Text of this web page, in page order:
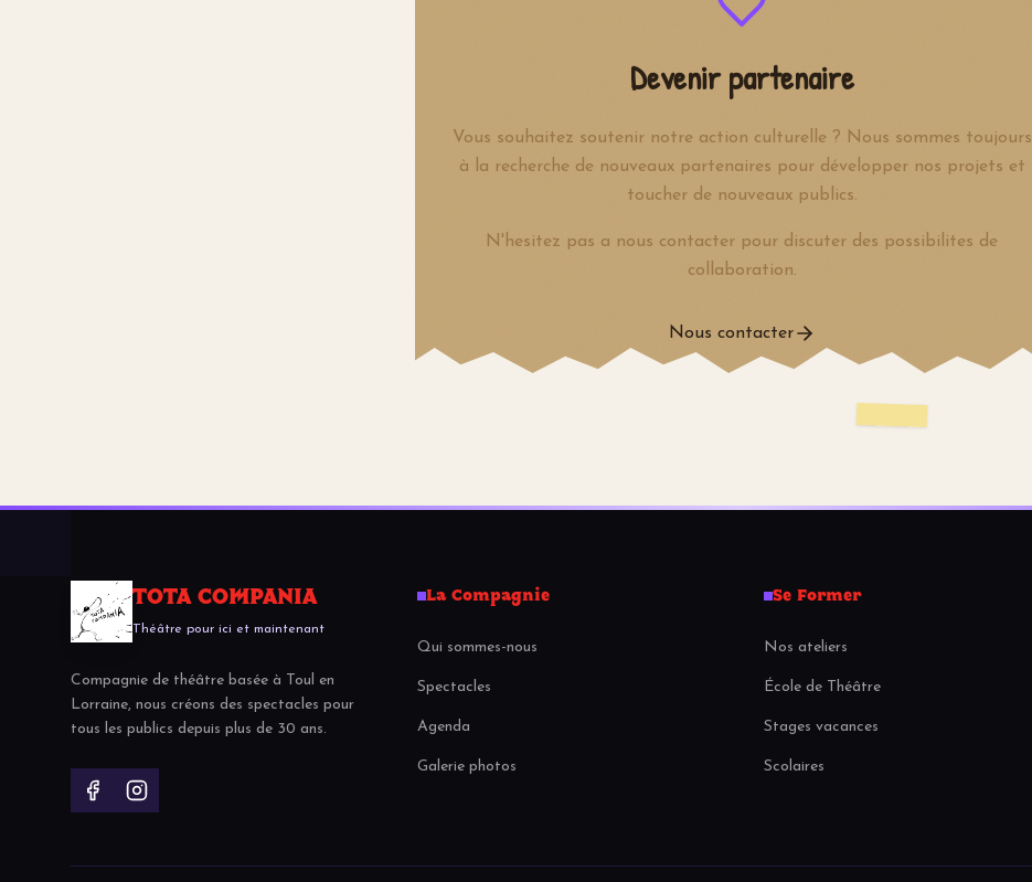
Devenir partenaire
Vous souhaitez soutenir notre action culturelle ? Nous sommes toujours
à la recherche de nouveaux partenaires pour développer nos projets et
toucher de nouveaux publics.
N'hesitez pas a nous contacter pour discuter des possibilites de
collaboration.
Nous contacter
TOTA COMPANIA
Théâtre pour ici et maintenant
Compagnie de théâtre basée à Toul en
Lorraine, nous créons des spectacles pour
tous les publics depuis plus de 30 ans.
La Compagnie
Qui sommes-nous
Spectacles
Agenda
Galerie photos
Se Former
Nos ateliers
École de Théâtre
Stages vacances
Scolaires